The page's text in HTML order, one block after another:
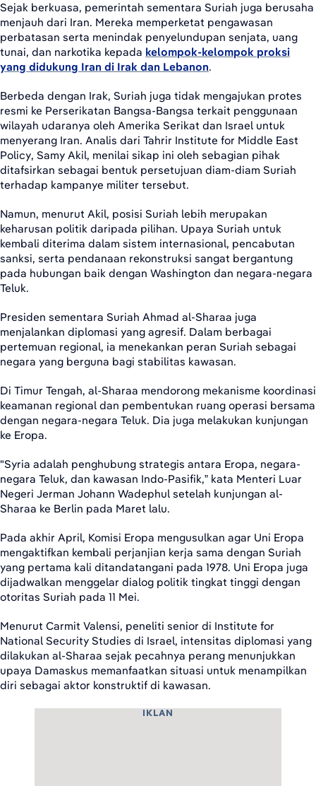
Sejak berkuasa, pemerintah sementara Suriah juga berusaha
menjauh dari Iran. Mereka memperketat pengawasan
perbatasan serta menindak penyelundupan senjata, uang
tunai, dan narkotika kepada kelompok-kelompok proksi
yang didukung Iran di Irak dan Lebanon.
Berbeda dengan Irak, Suriah juga tidak mengajukan protes
resmi ke Perserikatan Bangsa-Bangsa terkait penggunaan
wilayah udaranya oleh Amerika Serikat dan Israel untuk
menyerang Iran. Analis dari Tahrir Institute for Middle East
Policy, Samy Akil, menilai sikap ini oleh sebagian pihak
ditafsirkan sebagai bentuk persetujuan diam-diam Suriah
terhadap kampanye militer tersebut.
Namun, menurut Akil, posisi Suriah lebih merupakan
keharusan politik daripada pilihan. Upaya Suriah untuk
kembali diterima dalam sistem internasional, pencabutan
sanksi, serta pendanaan rekonstruksi sangat bergantung
pada hubungan baik dengan Washington dan negara-negara
Teluk.
Presiden sementara Suriah Ahmad al-Sharaa juga
menjalankan diplomasi yang agresif. Dalam berbagai
pertemuan regional, ia menekankan peran Suriah sebagai
negara yang berguna bagi stabilitas kawasan.
Di Timur Tengah, al-Sharaa mendorong mekanisme koordinasi
keamanan regional dan pembentukan ruang operasi bersama
dengan negara-negara Teluk. Dia juga melakukan kunjungan
ke Eropa.
"Syria adalah penghubung strategis antara Eropa, negara-
negara Teluk, dan kawasan Indo-Pasifik,” kata Menteri Luar
Negeri Jerman Johann Wadephul setelah kunjungan al-
Sharaa ke Berlin pada Maret lalu.
Pada akhir April, Komisi Eropa mengusulkan agar Uni Eropa
mengaktifkan kembali perjanjian kerja sama dengan Suriah
yang pertama kali ditandatangani pada 1978. Uni Eropa juga
dijadwalkan menggelar dialog politik tingkat tinggi dengan
otoritas Suriah pada 11 Mei.
Menurut Carmit Valensi, peneliti senior di Institute for
National Security Studies di Israel, intensitas diplomasi yang
dilakukan al-Sharaa sejak pecahnya perang menunjukkan
upaya Damaskus memanfaatkan situasi untuk menampilkan
diri sebagai aktor konstruktif di kawasan.
IKLAN